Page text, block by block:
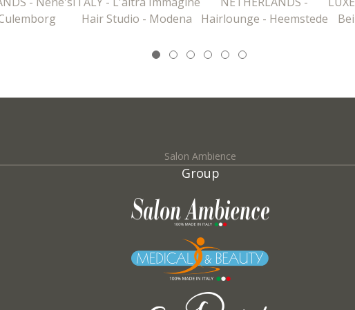
Hair Studio - Modena
Hairlounge - Heemstede
Salon Ambience
Group